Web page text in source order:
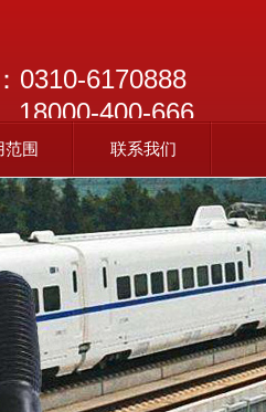
范围 联系我们
0310-6170888
400-666